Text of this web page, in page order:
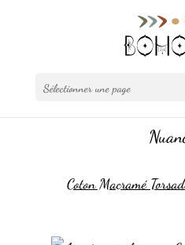
Sélectionner une page
Coton Macramé